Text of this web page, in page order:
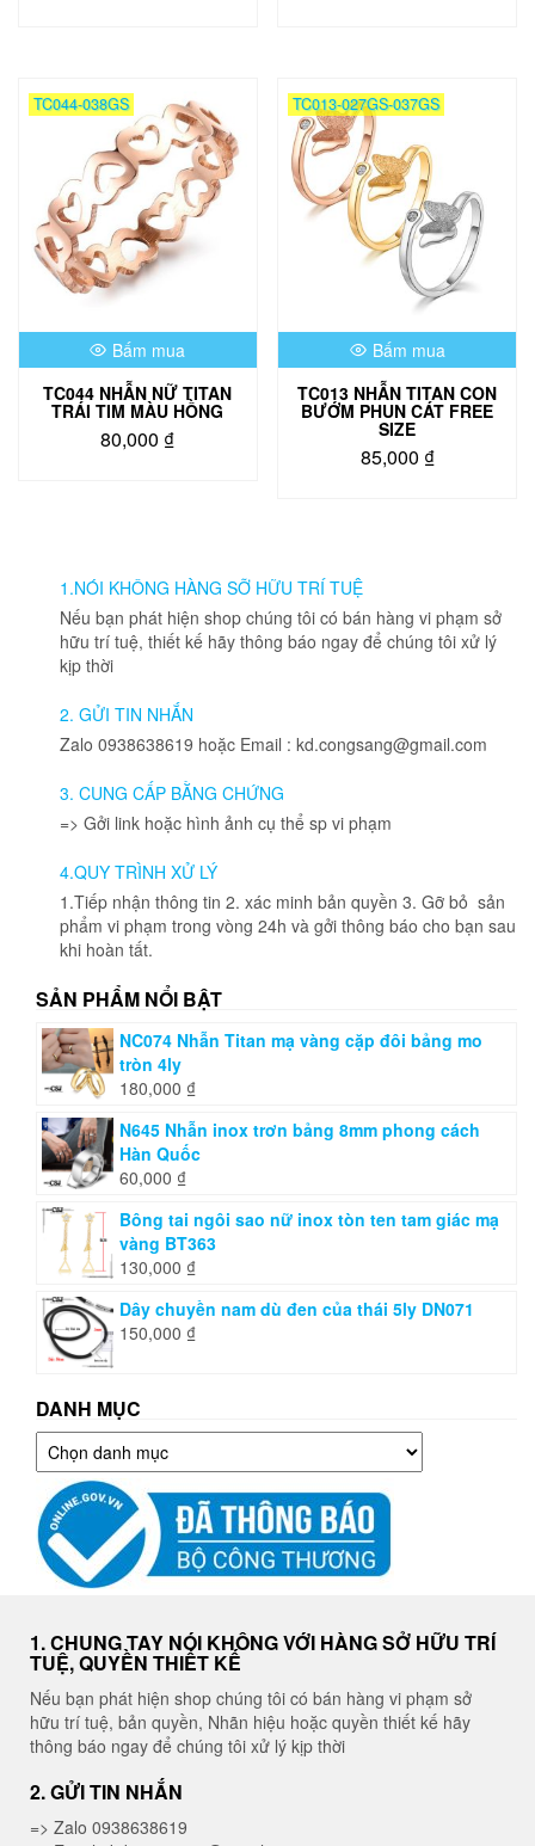
TC044-038GS
Bấm mua
TC044 NHẪN NỮ TITAN
TRÁI TIM MÀU HỒNG
80,000 ₫
biến
thể.
Các
có
thể
chọn
trên
trang
phẩm
TC013-027GS-037GS
Bấm mua
TC013 NHẪN TITAN CON
BƯỚM PHUN CÁT FREE
SIZE
85,000 ₫
biến
thể.
Các
thể
phẩm
1.NÓI KHÔNG HÀNG SỠ HỮU TRÍ TUỆ
Nếu bạn phát hiện shop chúng tôi có bán hàng vi phạm sở
hữu trí tuệ, thiết kế hãy thông báo ngay để chúng tôi xử lý
kịp thời
2. GỬI TIN NHẮN
Zalo 0938638619 hoặc Email : kd.congsang@gmail.com
3. CUNG CẤP BẰNG CHỨNG
=> Gởi link hoặc hình ảnh cụ thể sp vi phạm
4.QUY TRÌNH XỬ LÝ
1.Tiếp nhận thông tin 2. xác minh bản quyền 3. Gỡ bỏ sản
phẩm vi phạm trong vòng 24h và gởi thông báo cho bạn sau
khi hoàn tất.
SẢN PHẨM NỔI BẬT
NC074 Nhẫn Titan mạ vàng cặp đôi bảng mo
tròn 4ly
180,000 ₫
N645 Nhẫn inox trơn bảng 8mm phong cách
Hàn Quốc
60,000 ₫
Bông tai ngôi sao nữ inox tòn ten tam giác mạ
vàng BT363
130,000 ₫
Dây chuyền nam dù đen của thái 5ly DN071
150,000 ₫
DANH MỤC
Danh
mục
1. CHUNG TAY NÓI KHÔNG VỚI HÀNG SỞ HỮU TRÍ
TUỆ, QUYỀN THIẾT KẾ
Nếu bạn phát hiện shop chúng tôi có bán hàng vi phạm sở
hữu trí tuệ, bản quyền, Nhãn hiệu hoặc quyền thiết kế hãy
thông báo ngay để chúng tôi xử lý kịp thời
2. GỬI TIN NHẮN
=> Zalo 0938638619